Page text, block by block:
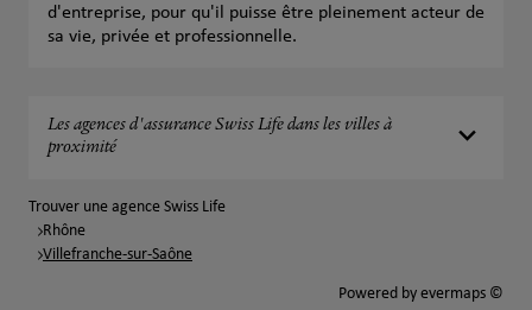
d'entreprise, pour qu'il puisse être pleinement acteur de
sa vie, privée et professionnelle.
Les agences d'assurance Swiss Life dans les villes à
proximité
Trouver une agence Swiss Life
Rhône
Villefranche-sur-Saône
Powered by evermaps ©